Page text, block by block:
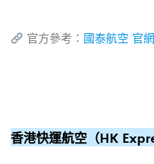
官方參考： 國泰航空 官網
香港快運航空（HK